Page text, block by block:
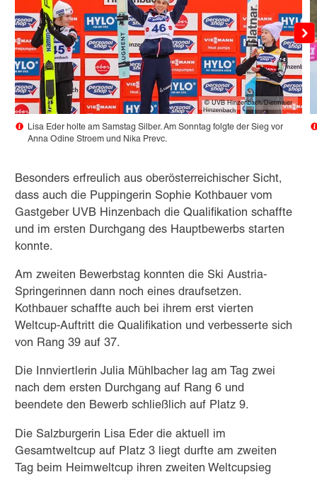
© UVB Hinzenbach/Dietmaier
Lisa Eder holte am Samstag Silber. Am Sonntag folgte der Sieg vor
Anna Odine Stroem und Nika Prevc.
Besonders erfreulich aus oberösterreichischer Sicht,
dass auch die Puppingerin Sophie Kothbauer vom
Gastgeber UVB Hinzenbach die Qualifikation schaffte
und im ersten Durchgang des Hauptbewerbs starten
konnte.
Am zweiten Bewerbstag konnten die Ski Austria-
Springerinnen dann noch eines draufsetzen.
Kothbauer schaffte auch bei ihrem erst vierten
Weltcup-Auftritt die Qualifikation und verbesserte sich
von Rang 39 auf 37.
Die Innviertlerin Julia Mühlbacher lag am Tag zwei
nach dem ersten Durchgang auf Rang 6 und
beendete den Bewerb schließlich auf Platz 9.
Die Salzburgerin Lisa Eder die aktuell im
Gesamtweltcup auf Platz 3 liegt durfte am zweiten
Tag beim Heimweltcup ihren zweiten Weltcupsieg